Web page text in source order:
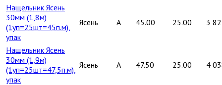
Нащельник Ясень
30мм (1,8м)
(1уп=25шт=45п.м),
упак
Ясень A 45.00 25.00 3
Нащельник Ясень
30мм (1,9м)
(1уп=25шт=47,5п.м),
упак
Ясень A 47.50 25.00 4